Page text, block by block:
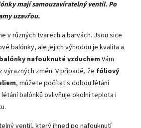
mají samouzavíratelný ventil. Po
uzavřou.
v různých tvarech a barvách. Jsou sice
balónky, ale jejich výhodou je kvalita a
nafouknuté vzduchem Vám
změn. V případě, že fóliový
, můžete počítat s dobou létání
balónků ovlivňuje okolní teplota i
ventil, který ihned po nafouknutí